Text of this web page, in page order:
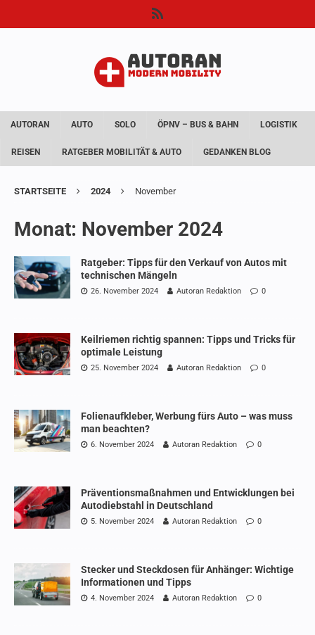
AUTORAN AUTO SOLO ÖPNV – BUS & BAHN LOGISTIK
REISEN RATGEBER MOBILITÄT & AUTO GEDANKEN BLOG
STARTSEITE 2024 November
Monat: November 2024
Ratgeber: Tipps für den Verkauf von Autos mit
technischen Mängeln
26. November 2024 Autoran Redaktion 0
Keilriemen richtig spannen: Tipps und Tricks für
optimale Leistung
25. November 2024 Autoran Redaktion 0
Folienaufkleber, Werbung fürs Auto – was muss
man beachten?
6. November 2024 Autoran Redaktion 0
Präventionsmaßnahmen und Entwicklungen bei
Autodiebstahl in Deutschland
5. November 2024 Autoran Redaktion 0
Stecker und Steckdosen für Anhänger: Wichtige
Informationen und Tipps
4. November 2024 Autoran Redaktion 0